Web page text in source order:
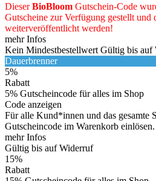
DieserBioBloom Gutschein-Code
Gutscheine zur Verfügung gestellt und
weiterveröffentlicht werden!
mehr Infos
Kein Mindestbestellwert Gültig bis auf
Dauerbrenner
5%
Rabatt
5% Gutscheincode für alles im Shop
Code anzeigen
Für alle Kund*innen und das gesamte
Gutscheincode im Warenkorb einlösen.
mehr Infos
Gültig bis auf Widerruf
15%
Rabatt